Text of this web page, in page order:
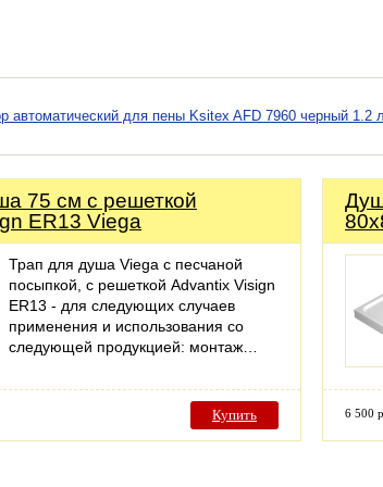
автоматический для пены Ksitex AFD 7960 черный 1.2
75 см с решеткой
ER13 Viega
Трап для душа Viega с песчаной
посыпкой, с решеткой Advantix Visign
ER13 - для следующих случаев
применения и использования со
следующей продукцией: монтаж…
Купить 6 500